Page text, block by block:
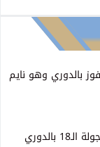
بالدوري وهو نايم
10 مواجهات قوية فى الجولة الـ18 بالدوري